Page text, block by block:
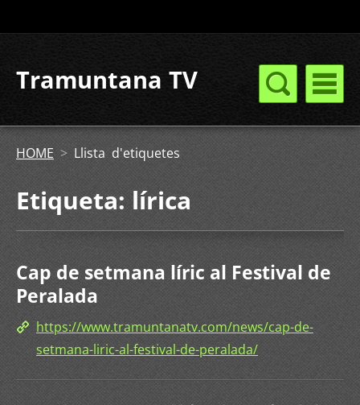
Tramuntana TV
HOME > Llista d'etiquetes
Etiqueta: lírica
Cap de setmana líric al Festival de
Peralada
https://www.tramuntanatv.com/news/cap-de-
setmana-liric-al-festival-de-peralada/